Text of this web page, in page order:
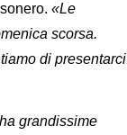
«Le
scorsa.
di presentarci
grandissime